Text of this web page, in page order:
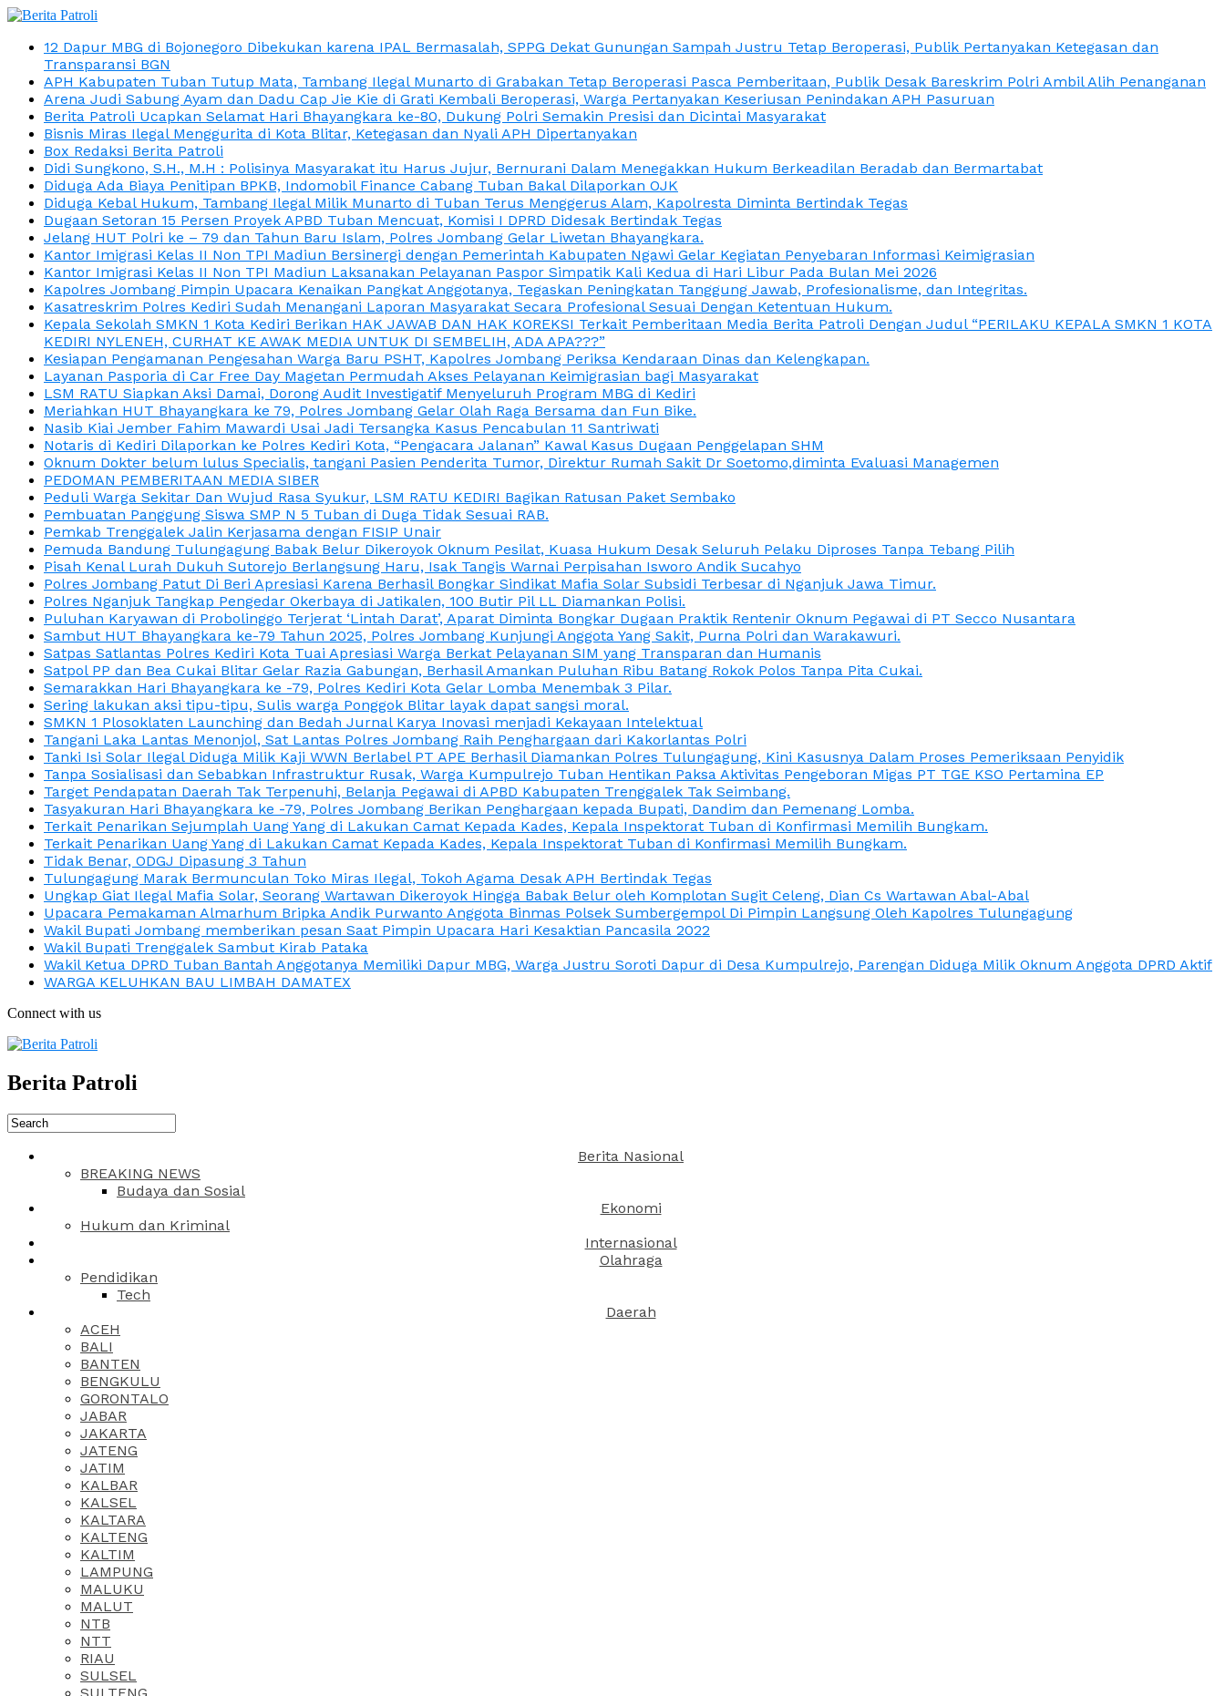
12 Dapur MBG di Bojonegoro Dibekukan karena IPAL Bermasalah, SPPG Dekat Gunungan Sampah Justru Tetap Beroperasi, Publik Pertanyakan Ketegasan dan
Transparansi BGN
APH Kabupaten Tuban Tutup Mata, Tambang Ilegal Munarto di Grabakan Tetap Beroperasi Pasca Pemberitaan, Publik Desak Bareskrim Polri Ambil Alih Penanganan
Arena Judi Sabung Ayam dan Dadu Cap Jie Kie di Grati Kembali Beroperasi, Warga Pertanyakan Keseriusan Penindakan APH Pasuruan
Berita Patroli Ucapkan Selamat Hari Bhayangkara ke-80, Dukung Polri Semakin Presisi dan Dicintai Masyarakat
Bisnis Miras Ilegal Menggurita di Kota Blitar, Ketegasan dan Nyali APH Dipertanyakan
Box Redaksi Berita Patroli
Didi Sungkono, S.H., M.H : Polisinya Masyarakat itu Harus Jujur, Bernurani Dalam Menegakkan Hukum Berkeadilan Beradab dan Bermartabat
Diduga Ada Biaya Penitipan BPKB, Indomobil Finance Cabang Tuban Bakal Dilaporkan OJK
Diduga Kebal Hukum, Tambang Ilegal Milik Munarto di Tuban Terus Menggerus Alam, Kapolresta Diminta Bertindak Tegas
Dugaan Setoran 15 Persen Proyek APBD Tuban Mencuat, Komisi I DPRD Didesak Bertindak Tegas
Jelang HUT Polri ke – 79 dan Tahun Baru Islam, Polres Jombang Gelar Liwetan Bhayangkara.
Kantor Imigrasi Kelas II Non TPI Madiun Bersinergi dengan Pemerintah Kabupaten Ngawi Gelar Kegiatan Penyebaran Informasi Keimigrasian
Kantor Imigrasi Kelas II Non TPI Madiun Laksanakan Pelayanan Paspor Simpatik Kali Kedua di Hari Libur Pada Bulan Mei 2026
Kapolres Jombang Pimpin Upacara Kenaikan Pangkat Anggotanya, Tegaskan Peningkatan Tanggung Jawab, Profesionalisme, dan Integritas.
Kasatreskrim Polres Kediri Sudah Menangani Laporan Masyarakat Secara Profesional Sesuai Dengan Ketentuan Hukum.
Kepala Sekolah SMKN 1 Kota Kediri Berikan HAK JAWAB DAN HAK KOREKSI Terkait Pemberitaan Media Berita Patroli Dengan Judul “PERILAKU KEPALA SMKN 1 KOTA
KEDIRI NYLENEH, CURHAT KE AWAK MEDIA UNTUK DI SEMBELIH, ADA APA???”
Kesiapan Pengamanan Pengesahan Warga Baru PSHT, Kapolres Jombang Periksa Kendaraan Dinas dan Kelengkapan.
Layanan Pasporia di Car Free Day Magetan Permudah Akses Pelayanan Keimigrasian bagi Masyarakat
LSM RATU Siapkan Aksi Damai, Dorong Audit Investigatif Menyeluruh Program MBG di Kediri
Meriahkan HUT Bhayangkara ke 79, Polres Jombang Gelar Olah Raga Bersama dan Fun Bike.
Nasib Kiai Jember Fahim Mawardi Usai Jadi Tersangka Kasus Pencabulan 11 Santriwati
Notaris di Kediri Dilaporkan ke Polres Kediri Kota, “Pengacara Jalanan” Kawal Kasus Dugaan Penggelapan SHM
Oknum Dokter belum lulus Specialis, tangani Pasien Penderita Tumor, Direktur Rumah Sakit Dr Soetomo,diminta Evaluasi Managemen
PEDOMAN PEMBERITAAN MEDIA SIBER
Peduli Warga Sekitar Dan Wujud Rasa Syukur, LSM RATU KEDIRI Bagikan Ratusan Paket Sembako
Pembuatan Panggung Siswa SMP N 5 Tuban di Duga Tidak Sesuai RAB.
Pemkab Trenggalek Jalin Kerjasama dengan FISIP Unair
Pemuda Bandung Tulungagung Babak Belur Dikeroyok Oknum Pesilat, Kuasa Hukum Desak Seluruh Pelaku Diproses Tanpa Tebang Pilih
Pisah Kenal Lurah Dukuh Sutorejo Berlangsung Haru, Isak Tangis Warnai Perpisahan Isworo Andik Sucahyo
Polres Jombang Patut Di Beri Apresiasi Karena Berhasil Bongkar Sindikat Mafia Solar Subsidi Terbesar di Nganjuk Jawa Timur.
Polres Nganjuk Tangkap Pengedar Okerbaya di Jatikalen, 100 Butir Pil LL Diamankan Polisi.
Puluhan Karyawan di Probolinggo Terjerat ‘Lintah Darat’, Aparat Diminta Bongkar Dugaan Praktik Rentenir Oknum Pegawai di PT Secco Nusantara
Sambut HUT Bhayangkara ke-79 Tahun 2025, Polres Jombang Kunjungi Anggota Yang Sakit, Purna Polri dan Warakawuri.
Satpas Satlantas Polres Kediri Kota Tuai Apresiasi Warga Berkat Pelayanan SIM yang Transparan dan Humanis
Satpol PP dan Bea Cukai Blitar Gelar Razia Gabungan, Berhasil Amankan Puluhan Ribu Batang Rokok Polos Tanpa Pita Cukai.
Semarakkan Hari Bhayangkara ke -79, Polres Kediri Kota Gelar Lomba Menembak 3 Pilar.
Sering lakukan aksi tipu-tipu, Sulis warga Ponggok Blitar layak dapat sangsi moral.
SMKN 1 Plosoklaten Launching dan Bedah Jurnal Karya Inovasi menjadi Kekayaan Intelektual
Tangani Laka Lantas Menonjol, Sat Lantas Polres Jombang Raih Penghargaan dari Kakorlantas Polri
Tanki Isi Solar Ilegal Diduga Milik Kaji WWN Berlabel PT APE Berhasil Diamankan Polres Tulungagung, Kini Kasusnya Dalam Proses Pemeriksaan Penyidik
Tanpa Sosialisasi dan Sebabkan Infrastruktur Rusak, Warga Kumpulrejo Tuban Hentikan Paksa Aktivitas Pengeboran Migas PT TGE KSO Pertamina EP
Target Pendapatan Daerah Tak Terpenuhi, Belanja Pegawai di APBD Kabupaten Trenggalek Tak Seimbang.
Tasyakuran Hari Bhayangkara ke -79, Polres Jombang Berikan Penghargaan kepada Bupati, Dandim dan Pemenang Lomba.
Terkait Penarikan Sejumplah Uang Yang di Lakukan Camat Kepada Kades, Kepala Inspektorat Tuban di Konfirmasi Memilih Bungkam.
Terkait Penarikan Uang Yang di Lakukan Camat Kepada Kades, Kepala Inspektorat Tuban di Konfirmasi Memilih Bungkam.
Tidak Benar, ODGJ Dipasung 3 Tahun
Tulungagung Marak Bermunculan Toko Miras Ilegal, Tokoh Agama Desak APH Bertindak Tegas
Ungkap Giat Ilegal Mafia Solar, Seorang Wartawan Dikeroyok Hingga Babak Belur oleh Komplotan Sugit Celeng, Dian Cs Wartawan Abal-Abal
Upacara Pemakaman Almarhum Bripka Andik Purwanto Anggota Binmas Polsek Sumbergempol Di Pimpin Langsung Oleh Kapolres Tulungagung
Wakil Bupati Jombang memberikan pesan Saat Pimpin Upacara Hari Kesaktian Pancasila 2022
Wakil Bupati Trenggalek Sambut Kirab Pataka
Wakil Ketua DPRD Tuban Bantah Anggotanya Memiliki Dapur MBG, Warga Justru Soroti Dapur di Desa Kumpulrejo, Parengan Diduga Milik Oknum Anggota DPRD Aktif
WARGA KELUHKAN BAU LIMBAH DAMATEX
Connect with us
Berita Patroli
Berita Nasional
BREAKING NEWS
Budaya dan Sosial
Ekonomi
Hukum dan Kriminal
Internasional
Olahraga
Pendidikan
Tech
Daerah
ACEH
BALI
BANTEN
BENGKULU
GORONTALO
JABAR
JAKARTA
JATENG
JATIM
KALBAR
KALSEL
KALTARA
KALTENG
KALTIM
LAMPUNG
MALUKU
MALUT
NTB
NTT
RIAU
SULSEL